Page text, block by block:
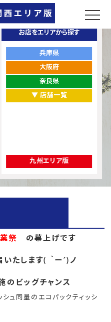
お店をエリアから探す
兵庫県
大阪府
奈良県
▼ 店舗一覧
九州エリア版
祭 の幕上げです
たします( ｀ー´)ノ
のビッグチャンス
ュ同量のエコパックティッシ